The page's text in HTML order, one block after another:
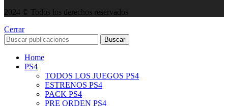
2024 © Todos los derechos reservados
Cerrar
Buscar
Home
PS4
TODOS LOS JUEGOS PS4
ESTRENOS PS4
PACK PS4
PRE ORDEN PS4